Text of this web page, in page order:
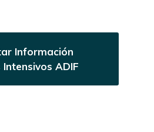
Información
Intensivos ADIF